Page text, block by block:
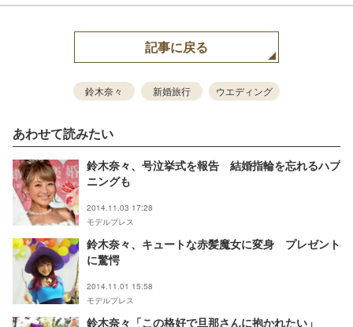
記事に戻る
鈴木奈々 新婚旅行 ウエディング
あわせて読みたい
鈴木奈々、号泣挙式を報告 結婚指輪を忘れるハプ
ニングも
2014.11.03 17:28
モデルプレス
鈴木奈々、キュートな赤髪魔女に変身 プレゼント
に驚愕
2014.11.01 15:58
モデルプレス
鈴木奈々「この格好で旦那さんに抱かれたい」